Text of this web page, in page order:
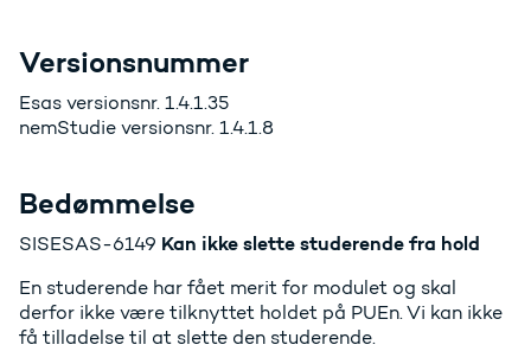
Versionsnummer
Esas versionsnr. 1.4.1.35
nemStudie versionsnr. 1.4.1.8
Bedømmelse
SISESAS-6149 Kan ikke slette studerende fra hold
En studerende har fået merit for modulet og skal
derfor ikke være tilknyttet holdet på PUEn. Vi kan ikke
få tilladelse til at slette den studerende.